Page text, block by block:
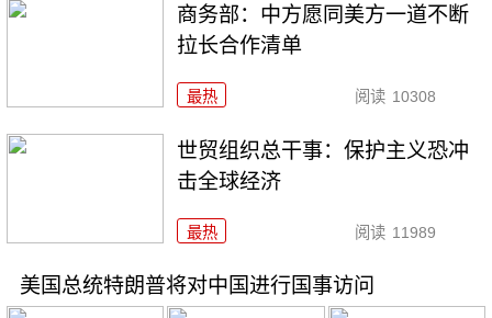
商务部：中方愿同美方一道不断
拉长合作清单
最热 阅读 10308
世贸组织总干事：保护主义恐冲
击全球经济
最热 阅读 11989
美国总统特朗普将对中国进行国事访问